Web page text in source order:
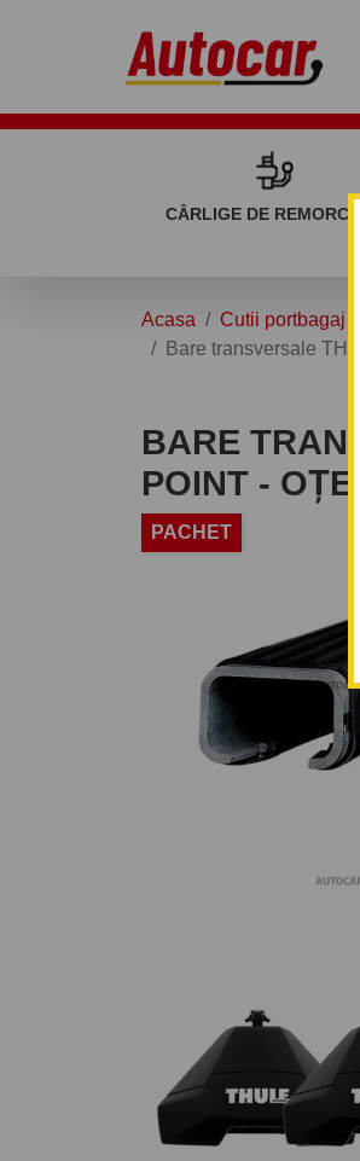
CÂRLIGE DE
Acasa Cutii portbagaj
Bare transversale
BARE
POINT - OȚEL
PACHET